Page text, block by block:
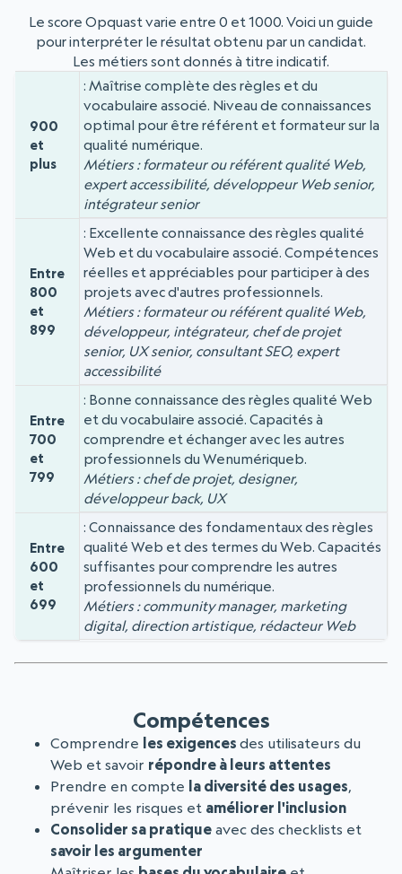
Le score Opquast varie entre 0 et 1000. Voici un guide
pour interpréter le résultat obtenu par un candidat.
Les métiers sont donnés à titre indicatif.
Niveau
900
et
plus
Maîtrise complète des règles et du
vocabulaire associé. Niveau de connaissances
optimal pour être référent et formateur sur la
qualité numérique.
Métiers : formateur ou référent qualité Web,
expert accessibilité, développeur Web senior,
intégrateur senior
Entre
800
et
899
Excellente connaissance des règles qualité
Web et du vocabulaire associé. Compétences
réelles et appréciables pour participer à des
projets avec d'autres professionnels.
Métiers : formateur ou référent qualité Web,
développeur, intégrateur, chef de projet
senior, UX senior, consultant SEO, expert
accessibilité
Entre
700
et
799
Bonne connaissance des règles qualité Web
et du vocabulaire associé. Capacités à
comprendre et échanger avec les autres
professionnels du Wenumériqueb.
Métiers : chef de projet, designer,
développeur back, UX
Entre
600
et
699
Connaissance des fondamentaux des règles
qualité Web et des termes du Web. Capacités
suffisantes pour comprendre les autres
professionnels du numérique.
Métiers : community manager, marketing
digital, direction artistique, rédacteur Web
Compétences
Comprendre les exigences des utilisateurs du
Web et savoir répondre à leurs attentes
Prendre en compte la diversité des usages,
prévenir les risques et améliorer l'inclusion
Consolider sa pratique avec des checklists et
savoir les argumenter